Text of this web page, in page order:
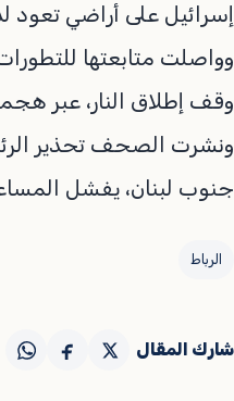
إسرائيل على أراضي تعود
وواصلت متابعتها
وقف إطلاق النار، عبر
ونشرت الصحف تحذير
جنوب لبنان، يفشل
الرباط
شارك المقال